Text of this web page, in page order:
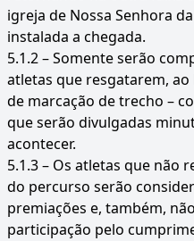
igreja de Nossa Senhora
instalada a chegada.
5.1.2 – Somente serão
atletas que resgatarem,
de marcação de trecho –
que serão divulgadas
acontecer.
5.1.3 – Os atletas que não
do percurso serão
premiações e, também,
participação pelo